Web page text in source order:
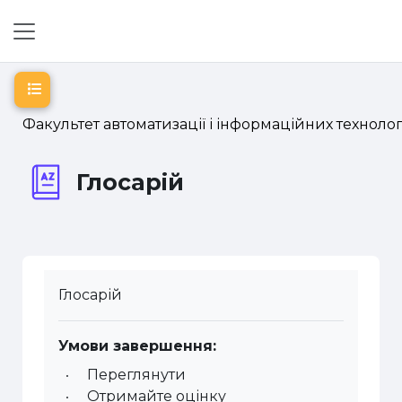
Факультет автоматизації і інформаційних
Глосарій
Відкритий покажчик курсу
Глосарій
Умови завершення:
Переглянути
Отримайте оцінку